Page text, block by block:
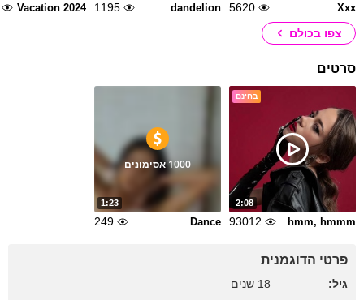
Xxx
5620
dandelion
1195
Vacation 2024
צפו בכולם
סרטים
בחינם
2:08
hmm, hmmm
93012
1:23
1000 אסימונים
Dance
249
פרטי הדוגמנית
גיל: 18 שנים